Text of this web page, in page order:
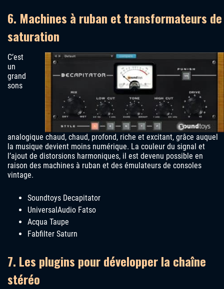
6. Machines à ruban et transformateurs de
saturation
C’est
un
grand
sons
analogique chaud, chaud, profond, riche et excitant, grâce auquel
la musique devient moins numérique. La couleur du signal et
l’ajout de distorsions harmoniques, il est devenu possible en
raison des machines à ruban et des émulateurs de consoles
vintage.
Soundtoys Decapitator
UniversalAudio Fatso
Acqua Taupe
Fabfilter Saturn
7. Les plugins pour développer la chaîne
stéréo